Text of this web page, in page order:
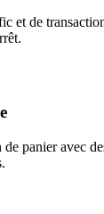
et de
panier avec